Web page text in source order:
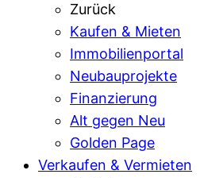
Zurück
Kaufen & Mieten
Immobilienportal
Neubauprojekte
Finanzierung
Alt gegen Neu
Golden Page
Verkaufen & Vermieten